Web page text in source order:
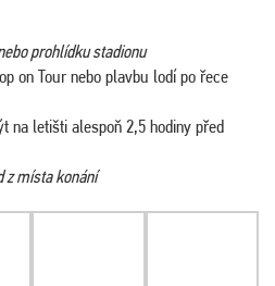
prohlídku stadionu
on Tour nebo plavbu lodí po řece
na letišti alespoň 2,5 hodiny před
z místa konání